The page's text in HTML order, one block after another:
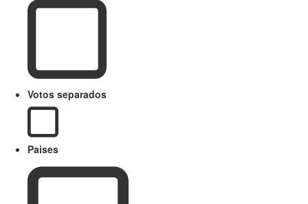
Votos separados
Paises